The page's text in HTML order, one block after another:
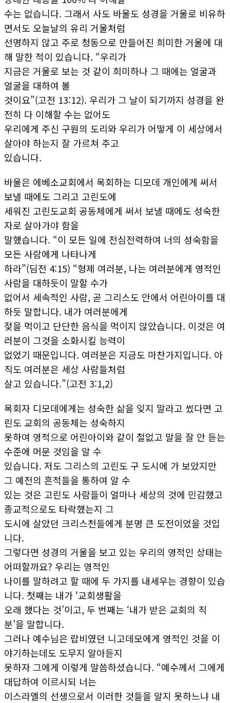
수는 없습니다. 그래서 사도 바울도 성경을 거울로 비유하
면서도 오늘날의 유리 거울처럼
선명하지 않고 주로 청동으로 만들어진 희미한 거울에 대
해 말한 적이 있습니다. “우리가
지금은 거울로 보는 것 같이 희미하나 그 때에는 얼굴과
얼굴을 대하여 볼
것이요”(고전 13:12). 우리가 그 날이 되기까지 성경을 완
전히 다 이해할 수는 없어도
우리에게 주신 구원의 도리와 우리가 어떻게 이 세상에서
살아야 하는지 잘 가르쳐 주고
있습니다.
바울은 에베소교회에서 목회하는 디모데 개인에게 써서
보낼 때에도 그리고 고린도에
세워진 고린도교회 공동체에게 써서 보낼 때에도 성숙한
자로 살아가야 함을
말했습니다. “이 모든 일에 전심전력하여 너의 성숙함을
모든 사람에게 나타나게
하라”(딤전 4:15) “형제 여러분, 나는 여러분에게 영적인
사람을 대하듯이 말할 수가
없어서 세속적인 사람, 곧 그리스도 안에서 어린아이를 대
하듯 말합니다. 내가 여러분에게
젖을 먹이고 단단한 음식을 먹이지 않았습니다. 이것은 여
러분이 그것을 소화시킬 능력이
없었기 때문입니다. 여러분은 지금도 마찬가지입니다. 아
직도 여러분은 세상 사람들처럼
살고 있습니다.”(고전 3:1,2)
목회자 디모데에게는 성숙한 삶을 잊지 말라고 썼다면 고
린도 교회의 공동체는 성숙하지
못하여 영적으로 어린아이와 같이 철없고 말을 잘 안 듣는
수준에 머문 것임을 알 수
있습니다. 저도 그리스의 고린도 구 도시에 가 보았지만
그 예전의 흔적들을 통하여 알 수
있는 것은 고린도 사람들이 얼마나 세상의 것에 민감했고
종교적으로도 타락했는지 그
도시에 살았던 크리스천들에게 분명 큰 도전이었을 것입
니다.
그렇다면 성경의 거울을 보고 있는 우리의 영적인 상태는
어떠할까요? 우리는 영적인
나이를 말하려고 할 때에 두 가지를 내세우는 경향이 있습
니다. 첫째는 내가 ‘교회생활을
오래 했다는 것’이고, 두 번째는 ‘내가 받은 교회의 직
분’을 말합니다.
그러나 예수님은 랍비였던 니고데모에게 영적인 것을 이
야기하는데도 도무지 알아듣지
못하자 그에게 이렇게 말씀하셨습니다. “예수께서 그에게
대답하여 이르시되 너는
이스라엘의 선생으로서 이러한 것들을 알지 못하느냐 내